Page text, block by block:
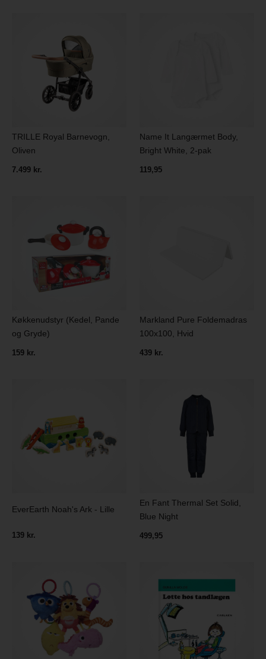
TRILLE Royal Barnevogn,
Oliven
7.499 kr.
Name It Langærmet Body,
Bright White, 2-pak
119,95
Køkkenudstyr (Kedel, Pande
og Gryde)
159 kr.
Markland Pure Foldemadras
100x100, Hvid
439 kr.
EverEarth Noah's Ark - Lille
139 kr.
En Fant Thermal Set Solid,
Blue Night
499,95